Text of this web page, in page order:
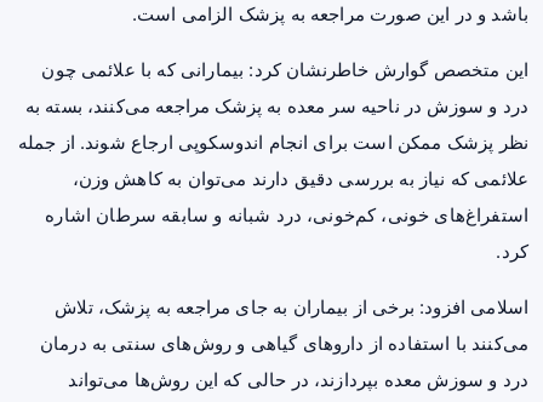
باشد و در این صورت مراجعه به پزشک الزامی است.
این متخصص گوارش خاطرنشان کرد: بیمارانی که با علائمی چون
درد و سوزش در ناحیه سر معده به پزشک مراجعه می‌کنند، بسته به
نظر پزشک ممکن است برای انجام اندوسکوپی ارجاع شوند. از جمله
علائمی که نیاز به بررسی دقیق دارند می‌توان به کاهش وزن،
استفراغ‌های خونی، کم‌خونی، درد شبانه و سابقه سرطان اشاره
کرد.
اسلامی افزود: برخی از بیماران به جای مراجعه به پزشک، تلاش
می‌کنند با استفاده از داروهای گیاهی و روش‌های سنتی به درمان
درد و سوزش معده بپردازند، در حالی که این روش‌ها می‌تواند